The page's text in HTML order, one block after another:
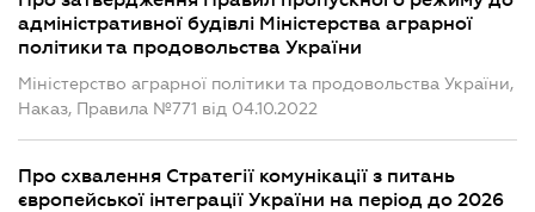
адміністративної будівлі Міністерства аграрної
політики та продовольства України
Міністерство аграрної політики та продовольства України,
Наказ, Правила №771 від 04.10.2022
Про схвалення Стратегії комунікації з питань
європейської інтеграції України на період до 2026